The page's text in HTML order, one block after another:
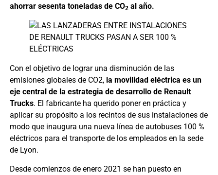
ahorrar sesenta toneladas de CO2 al año.
Con el objetivo de lograr una disminución de las
emisiones globales de CO2, la movilidad eléctrica es un
eje central de la estrategia de desarrollo de Renault
Trucks. El fabricante ha querido poner en práctica y
aplicar su propósito a los recintos de sus instalaciones de
modo que inaugura una nueva línea de autobuses 100 %
eléctricos para el transporte de los empleados en la sede
de Lyon.
Desde comienzos de enero 2021 se han puesto en